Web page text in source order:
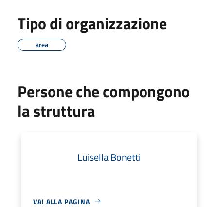
Tipo di organizzazione
area
Persone che compongono
la struttura
Luisella Bonetti
VAI ALLA PAGINA